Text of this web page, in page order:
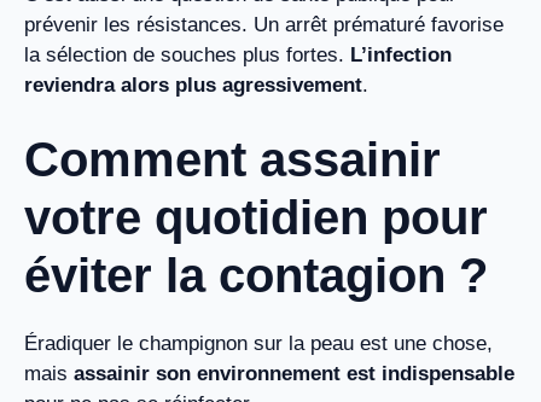
prévenir les résistances. Un arrêt prématuré favorise
la sélection de souches plus fortes. L’infection
reviendra alors plus agressivement.
Comment assainir
votre quotidien pour
éviter la contagion ?
Éradiquer le champignon sur la peau est une chose,
mais assainir son environnement est indispensable